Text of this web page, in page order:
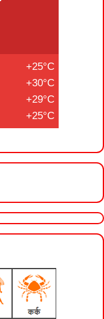
+25°C
+30°C
+29°C
+25°C